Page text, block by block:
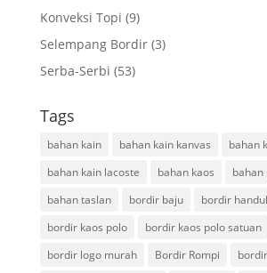
Konveksi Topi (9)
Selempang Bordir(3)
Serba-Serbi (53)
Tags
bahan kain bahan kain kanvas
bahan
bahan kain lacoste
bahan kaos
bahan
bahan taslan
bordir baju bordir
bordir kaos polo
bordir kaos polo satuan
bordir logo murah
Bordir Rompi